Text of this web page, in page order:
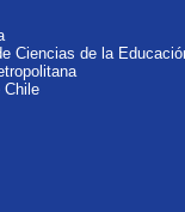
Ciencias de la
Chile